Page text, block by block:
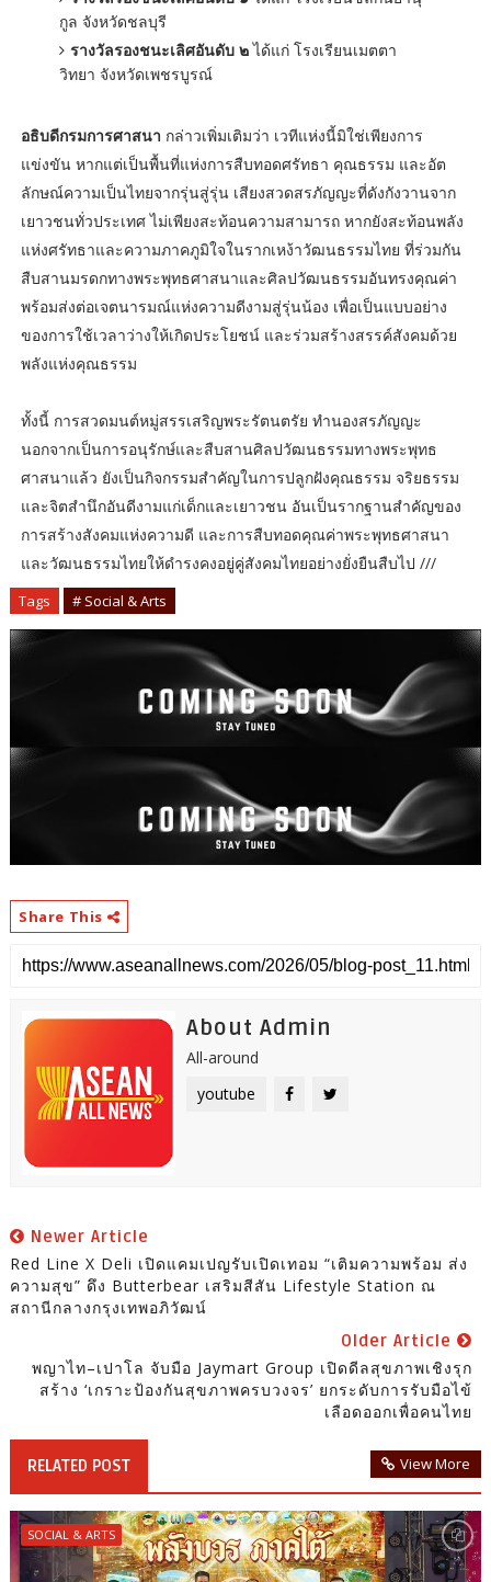
กูล จังหวัดชลบุรี
รางวัลรองชนะเลิศอันดับ ๒ได้แก่ โรงเรียนเมตตา
วิทยา จังหวัดเพชรบูรณ์
อธิบดีกรมการศาสนา กล่าวเพิ่มเติมว่า เวทีแห่งนี้มิใช่เพียงการ
แข่งขัน หากแต่เป็นพื้นที่แห่งการสืบทอดศรัทธา คุณธรรม และอัต
ลักษณ์ความเป็นไทยจากรุ่นสู่รุ่น เสียงสวดสรภัญญะที่ดังกังวานจาก
เยาวชนทั่วประเทศ ไม่เพียงสะท้อนความสามารถ หากยังสะท้อนพลัง
แห่งศรัทธาและความภาคภูมิใจในรากเหง้าวัฒนธรรมไทย ที่ร่วมกัน
สืบสานมรดกทางพระพุทธศาสนาและศิลปวัฒนธรรมอันทรงคุณค่า
พร้อมส่งต่อเจตนารมณ์แห่งความดีงามสู่รุ่นน้อง เพื่อเป็นแบบอย่าง
ของการใช้เวลาว่างให้เกิดประโยชน์ และร่วมสร้างสรรค์สังคมด้วย
พลังแห่งคุณธรรม
ทั้งนี้ การสวดมนต์หมู่สรรเสริญพระรัตนตรัย ทำนองสรภัญญะ
นอกจากเป็นการอนุรักษ์และสืบสานศิลปวัฒนธรรมทางพระพุทธ
ศาสนาแล้ว ยังเป็นกิจกรรมสำคัญในการปลูกฝังคุณธรรม จริยธรรม
และจิตสำนึกอันดีงามแก่เด็กและเยาวชน อันเป็นรากฐานสำคัญของ
การสร้างสังคมแห่งความดี และการสืบทอดคุณค่าพระพุทธศาสนา
และวัฒนธรรมไทยให้ดำรงคงอยู่คู่สังคมไทยอย่างยั่งยืนสืบไป ///
Tags # Social & Arts
Share This
About Admin
All-around
youtube
Newer Article
Red Line X Deli เปิดแคมเปญรับเปิดเทอม “เติมความพร้อม ส่ง
ความสุข” ดึง Butterbear เสริมสีสัน Lifestyle Station ณ
สถานีกลางกรุงเทพอภิวัฒน์
Older Article
พญาไท–เปาโล จับมือ Jaymart Group เปิดดีลสุขภาพเชิงรุก
สร้าง ‘เกราะป้องกันสุขภาพครบวงจร’ ยกระดับการรับมือไข้
เลือดออกเพื่อคนไทย
RELATED POST View More
SOCIAL & ARTS